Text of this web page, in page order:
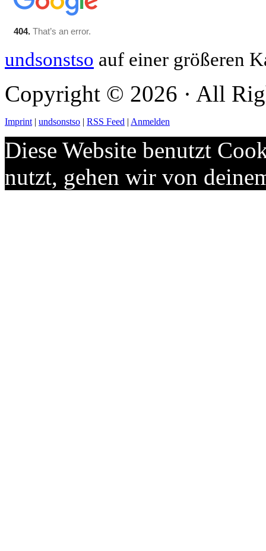
undsonstso auf einer größeren
Copyright © 2026 · All
Imprint | undsonstso | RSS Feed | Anmelden
Diese Website benutzt
nutzt, gehen wir von